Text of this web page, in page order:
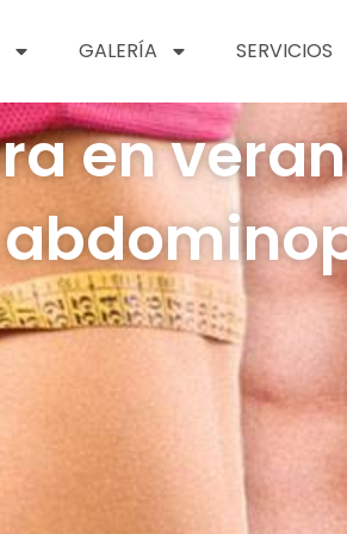
GALERÍA SERVICIOS
en